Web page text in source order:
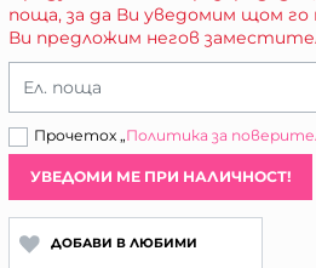
поща, за да Ви уведомим щом го
Ви предложим негов
Ел. поща
Прочетох „Политика за
УВЕДОМИ МЕ ПРИ НАЛИЧНОСТ!
ДОБАВИ В ЛЮБИМИ